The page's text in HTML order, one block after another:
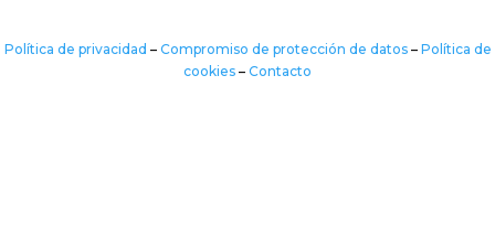
Política de privacidad – Compromiso de protección de datos– Política de
cookies – Contacto